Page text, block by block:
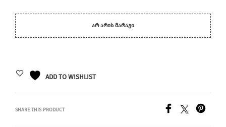
ᲐᲠ ᲐᲠᲘᲡ ᲛᲐᲠᲐᲒᲘ
ADD TO WISHLIST
SHARE THIS PRODUCT